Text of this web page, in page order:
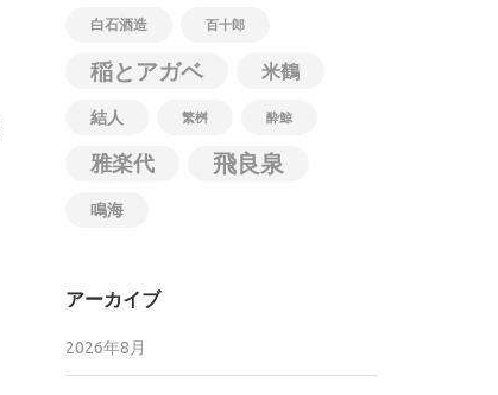
白石酒造 百十郎
稲とアガベ 米鶴
結人 繁桝 酔鯨
雅楽代 飛良泉
鳴海
アーカイブ
2026年8月